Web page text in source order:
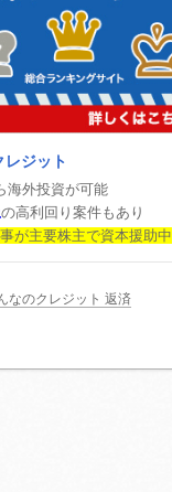
レジット
海外投資が可能
の高利回り案件もあり
が主要株主で資本援助中
なのクレジット 返済